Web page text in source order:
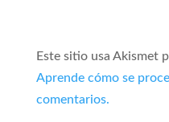
Este sitio usa Akismet
Aprende cómo se
comentarios.